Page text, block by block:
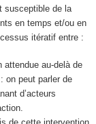
susceptible de la
en temps et/ou en
itératif entre :
attendue au-delà de
on peut parler de
d’acteurs